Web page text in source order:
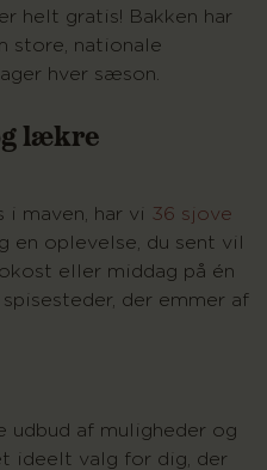
helt gratis! Bakken har
store, nationale
hver sæson.
lækre
i maven, har vi 36 sjove
en oplevelse, du sent vil
eller middag på én
der emmer af
udbud af muligheder og
ideelt valg for dig, der